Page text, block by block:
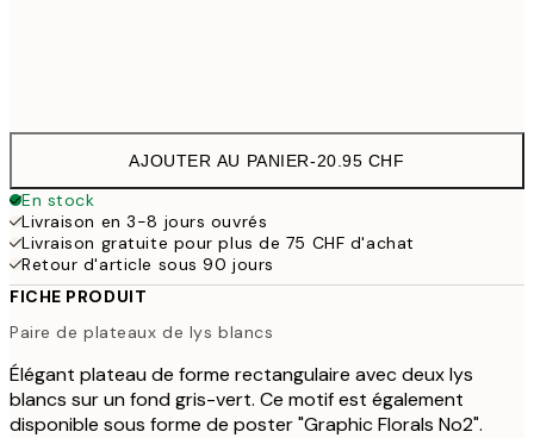
AJOUTER AU PANIER-20.95 CHF
En stock
Livraison en 3-8 jours ouvrés
Livraison gratuite pour plus de 75 CHF d'achat
Retour d'article sous 90 jours
FICHE PRODUIT
Paire de plateaux de lys blancs
Élégant plateau de forme rectangulaire avec deux lys
blancs sur un fond gris-vert. Ce motif est également
disponible sous forme de poster "Graphic Florals No2".